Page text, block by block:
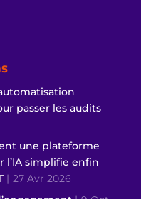
passer les audits
une plateforme
l’IA simplifie enfin
27 Avr 2026